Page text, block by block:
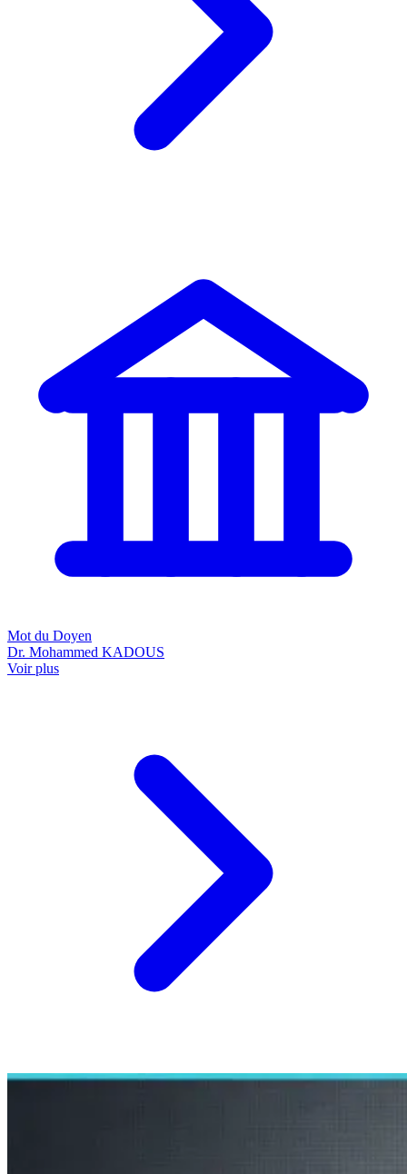
Mot du Doyen
Dr. Mohammed KADOUS
Voir plus